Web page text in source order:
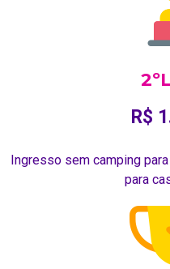
R$
Ingresso sem camping
para